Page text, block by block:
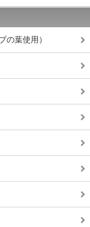
の葉使用）